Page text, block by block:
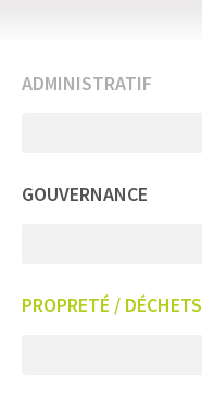
ADMINISTRATIF
GOUVERNANCE
PROPRETÉ / DÉCHETS